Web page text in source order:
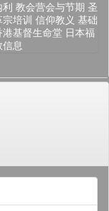
教会营会与节期 圣
宗培训 信仰教义 基础
港基督生命堂 日本福
信息